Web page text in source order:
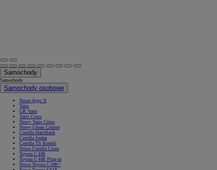
Samochody
Samochody
Samochody osobowe
Nowe Aygo X
Yaris
GR Yaris
Yaris Cross
Nowy Yaris Cross
Nowy Urban Cruiser
Corolla Hatchback
Corolla Sedan
Corolla TS Kombi
Nowa Corolla Cross
Toyota C-HR
Toyota C-HR Plug-in
Nowa Toyota C-HR+